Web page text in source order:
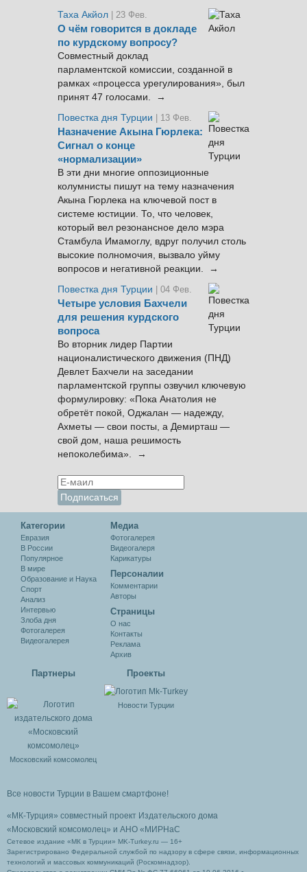
Таха Акйол | 23 Фев.
О чём говорится в докладе
по курдскому вопросу?
Совместный доклад
парламентской комиссии, созданной в
рамках «процесса урегулирования», был
принят 47 голосами. →
Повестка дня Турции
| 13 Фев.
Назначение Акына Гюрлека:
Сигнал о конце
«нормализации»
В эти дни многие оппозиционные
колумнисты пишут на тему назначения
Акына Гюрлека на ключевой пост в
системе юстиции. То, что человек,
который вел резонансное дело мэра
Стамбула Имамоглу, вдруг получил столь
высокие полномочия, вызвало уйму
вопросов и негативной реакции. →
Повестка дня Турции
| 04 Фев.
Четыре условия Бахчели
для решения курдского
вопроса
Во вторник лидер Партии
националистического движения (ПНД)
Девлет Бахчели на заседании
парламентской группы озвучил ключевую
формулировку: «Пока Анатолия не
обретёт покой, Оджалан — надежду,
Ахметы — свои посты, а Демирташ —
свой дом, наша решимость
непоколебима». →
Категории
Евразия
В России
Популярное
В мире
Образование и Наука
Спорт
Анализ
Интервью
Злоба дня
Фотогалерея
Видеогалерея
Медиа
Фотогалерея
Видеогалеря
Карикатуры
Персоналии
Комментарии
Авторы
Cтраницы
О нас
Контакты
Реклама
Архив
Партнеры
Московский комсомолец
Проекты
Новости Турции
Все новости Турции в Вашем смартфоне!
«МК-Турция» совместный проект Издательского дома
«Московский комсомолец» и АНО «МИРНаС
Сетевое издание «МК в Турции» MK-Turkey.ru — 16+
Зарегистрировано Федеральной службой по надзору в сфере связи, информационных
технологий и массовых коммуникаций (Роскомнадзор).